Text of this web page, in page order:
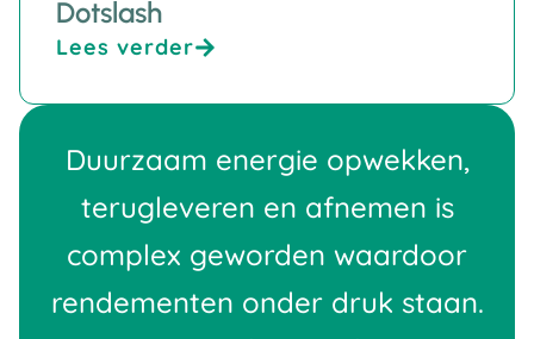
Dotslash
Lees verder
Duurzaam energie opwekken,
terugleveren en afnemen is
complex geworden waardoor
rendementen onder druk staan.